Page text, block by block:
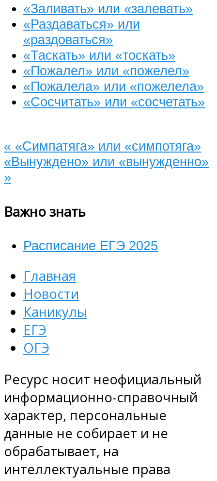
«Заливать» или «залевать»
«Раздаваться» или
«раздоваться»
«Таскать» или «тоскать»
«Пожалел» или «пожелел»
«Пожалела» или «пожелела»
«Сосчитать» или «сосчетать»
« «Симпатяга» или «симпотяга»
«Вынуждено» или «вынужденно»
»
Важно знать
Расписание ЕГЭ 2025
Главная
Новости
Каникулы
ЕГЭ
ОГЭ
Ресурс носит неофициальный
информационно-справочный
характер, персональные
данные не собирает и не
обрабатывает, на
интеллектуальные права